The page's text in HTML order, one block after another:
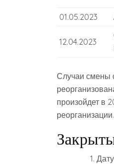
01.05.2023
12.04.2023
Случаи смены
произойдет в
реорганизации.